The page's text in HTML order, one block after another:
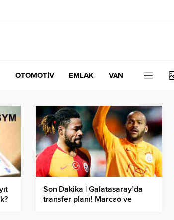
OTOMOTİV EMLAK VAN
Son Dakika | Galatasaray’da
transfer planı! Marcao ve